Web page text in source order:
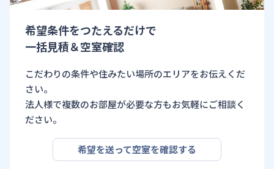
希望条件をつたえるだけで
一括見積＆空室確認
こだわりの条件や住みたい場所のエリアをお伝えくだ
さい。
法人様で複数のお部屋が必要な方もお気軽にご相談く
ださい。
希望を送って空室を確認する